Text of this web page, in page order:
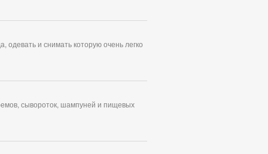
и снимать которую очень легко
сывороток, шампуней и пищевых